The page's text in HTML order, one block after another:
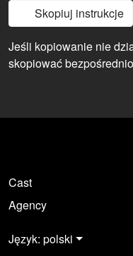
Skopiuj instrukcje
Jeśli kopiowanie nie
skopiować
Cast
Agency
Język: polski